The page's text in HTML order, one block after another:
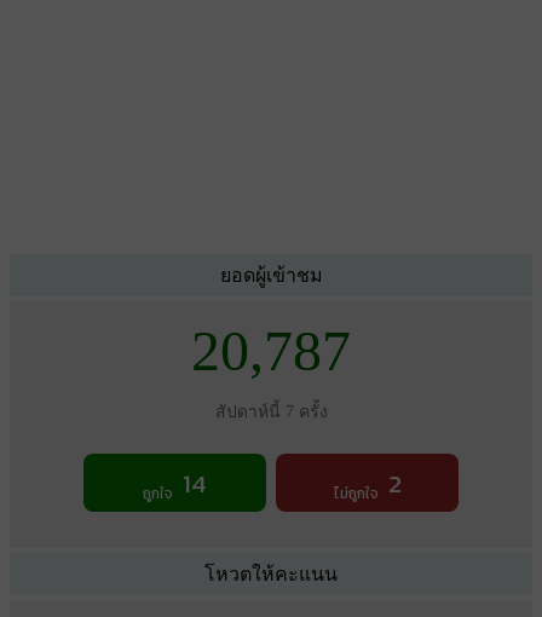
ยอดผู้เข้าชม
20,787
สัปดาห์นี้ 7 ครั้ง
ถูกใจ 14 ไม่ถูกใจ 2
โหวตให้คะแนน